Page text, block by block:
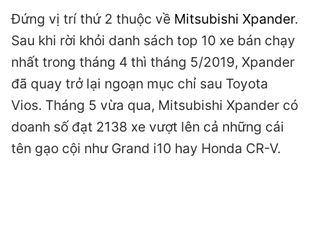
Đứng vị trí thứ 2 thuộc về Mitsubishi Xpander.
Sau khi rời khỏi danh sách top 10 xe bán chạy
nhất trong tháng 4 thì tháng 5/2019, Xpander
đã quay trở lại ngoạn mục chỉ sau Toyota
Vios. Tháng 5 vừa qua, Mitsubishi Xpander có
doanh số đạt 2138 xe vượt lên cả những cái
tên gạo cội như Grand i10 hay Honda CR-V.